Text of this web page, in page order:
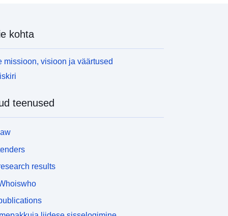
kohta
missioon, visioon ja väärtused
teenused
results